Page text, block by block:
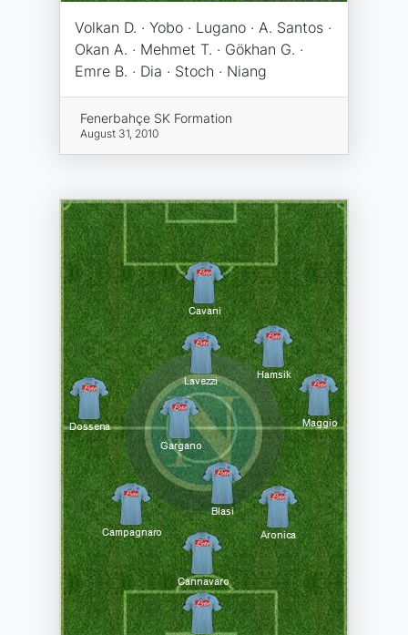
Volkan D. · Yobo · Lugano · A. Santos ·
Okan A. · Mehmet T. · Gökhan G. ·
Emre B. · Dia · Stoch · Niang
Fenerbahçe SK Formation
August 31, 2010